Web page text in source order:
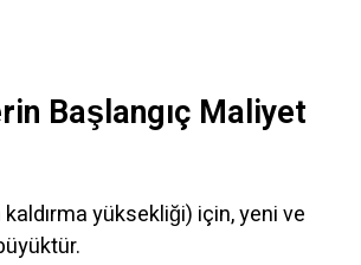
Başlangıç Maliyet
yüksekliği) için, yeni ve